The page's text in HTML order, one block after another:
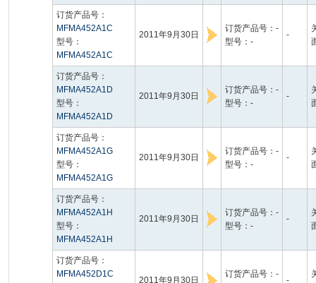
订货产品号：
MFMA452A1C
型号：
MFMA452A1C
2011年9月30日
订货产品号：-
型号：-
-
订货产品号：
MFMA452A1D
型号：
MFMA452A1D
2011年9月30日
订货产品号：-
型号：-
-
订货产品号：
MFMA452A1G
型号：
MFMA452A1G
2011年9月30日
订货产品号：-
型号：-
-
订货产品号：
MFMA452A1H
型号：
MFMA452A1H
2011年9月30日
订货产品号：-
型号：-
-
订货产品号：
MFMA452D1C
2011年9月30日
订货产品号：-
-